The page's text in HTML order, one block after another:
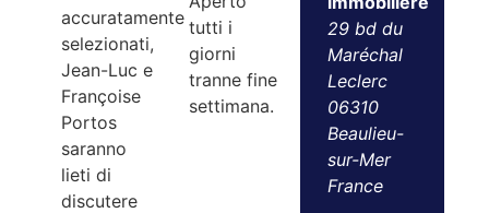
accuratamente
selezionati,
Jean-Luc e
Françoise
Portos
saranno
lieti di
discutere
tutti i
giorni
tranne fine
settimana.
29 bd du
Maréchal
Leclerc
06310
Beaulieu-
sur-Mer
France